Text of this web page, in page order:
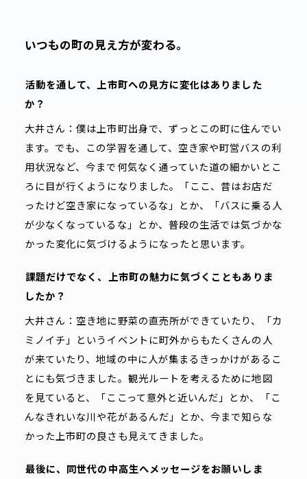
いつもの町の見え方が変わる。
活動を通して、上市町への見方に変化はありました
か？
大井さん：僕は上市町出身で、ずっとこの町に住んでい
ます。でも、この学習を通して、空き家や町営バスの利
用状況など、今まで何気なく通っていた道の細かいとこ
ろに目が行くようになりました。「ここ、昔はお店だ
ったけど空き家になっているな」とか、「バスに乗る人
が少なくなっているな」とか、普段の生活では気づかな
かった変化に気づけるようになったと思います。
課題だけでなく、上市町の魅力に気づくこともありま
したか？
大井さん：空き地に野菜の直売所ができていたり、「カ
ミノイチ」というイベントに町外からもたくさんの人
が来ていたり、地域の中に人が集まるきっかけがあるこ
とにも気づきました。観光ルートを考えるために地図
を見ていると、「ここって意外と近いんだ」とか、「こ
んなきれいな川や花があるんだ」とか、今まで知らな
かった上市町の良さも見えてきました。
最後に、同世代の中高生へメッセージをお願いしま